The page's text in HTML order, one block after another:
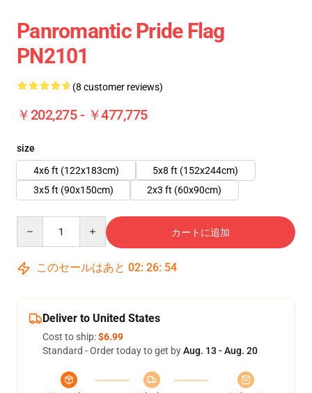
Panromantic Pride Flag
PN2101
(8 customer reviews)
￥202,275 - ￥477,775
size
4x6 ft (122x183cm)
5x8 ft (152x244cm)
3x5 ft (90x150cm)
2x3 ft (60x90cm)
カートに追加
このセールはあと 02: 26: 53
Deliver to United States
Cost to ship:$6.99
Standard - Order today to get byAug. 13 - Aug. 20